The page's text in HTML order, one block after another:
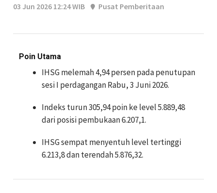
03 Jun 2026 12:24 WIB
Pusat Pemberitaan
Poin Utama
IHSG melemah 4,94 persen pada penutupan
sesi I perdagangan Rabu, 3 Juni 2026.
Indeks turun 305,94 poin ke level 5.889,48
dari posisi pembukaan 6.207,1.
IHSG sempat menyentuh level tertinggi
6.213,8 dan terendah 5.876,32.